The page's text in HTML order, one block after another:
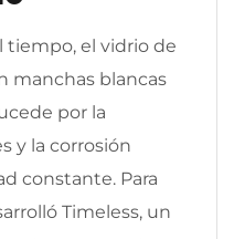
tiempo, el vidrio de
manchas blancas
por la
y la corrosión
constante. Para
Timeless, un